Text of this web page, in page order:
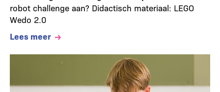
robot challenge aan? Didactisch materiaal: LEGO
Wedo 2.0
Lees meer